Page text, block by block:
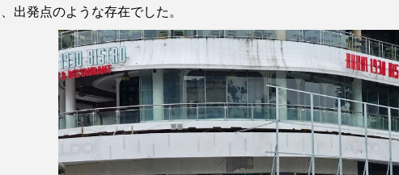
出発点のような存在でした。